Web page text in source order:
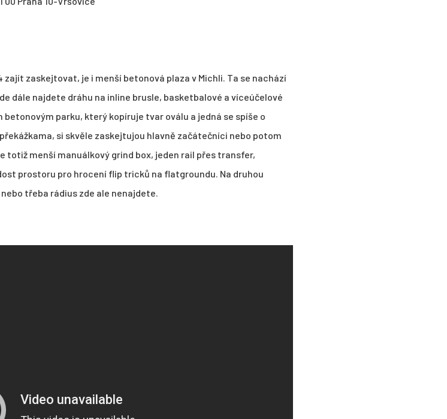
zaskejtovat, je i menší betonová plaza v Michli. Ta se nachází
dále najdete dráhu na inline brusle, basketbalové a víceúčelové
parku, který kopíruje tvar oválu a jedná se spíše o
si skvěle zaskejtujou hlavně začátečníci nebo potom
totiž menší manuálkový grind box, jeden rail přes transfer,
prostoru pro hrocení flip tricků na flatgroundu. Na druhou
třeba rádius zde ale nenajdete.